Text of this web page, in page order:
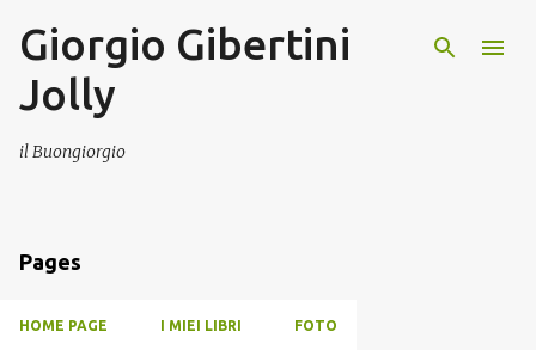
Passa ai contenuti principali
Giorgio Gibertini
Jolly
il Buongiorgio
Pages
HOME PAGE I MIEI LIBRI FOTO